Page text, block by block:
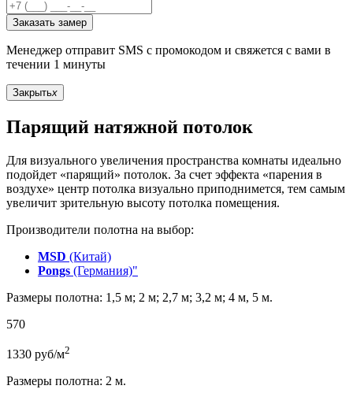
Заказать замер
Менеджер отправит SMS с промокодом и свяжется с вами в
течении 1 минуты
Закрытьx
Парящий натяжной потолок
Для визуального увеличения пространства комнаты идеально
подойдет «парящий» потолок. За счет эффекта «парения в
воздухе» центр потолка визуально приподнимется, тем самым
увеличит зрительную высоту потолка помещения.
Производители полотна на выбор:
MSD (Китай)
Pongs (Германия)"
Размеры полотна: 1,5 м; 2 м; 2,7 м; 3,2 м; 4 м, 5 м.
570
1330 руб/м2
Размеры полотна: 2 м.